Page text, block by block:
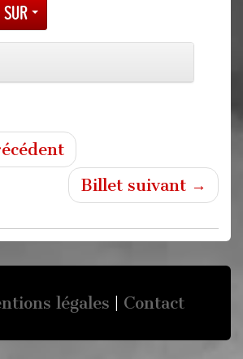
sur
Billet suivant →
légales Contact